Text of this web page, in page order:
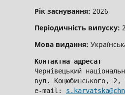
Рік заснування: 2026
Періодичність випуску:
Мова видання:
Контактна адреса:
Чернівецький
вул. Коцюбинського, 2,
e-mail: